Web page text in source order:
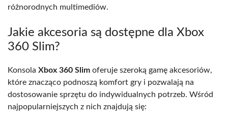
różnorodnych multimediów.
Jakie akcesoria są dostępne dla Xbox
360 Slim?
Konsola Xbox 360 Slim oferuje szeroką gamę akcesoriów,
które znacząco podnoszą komfort gry i pozwalają na
dostosowanie sprzętu do indywidualnych potrzeb. Wśród
najpopularniejszych z nich znajdują się: